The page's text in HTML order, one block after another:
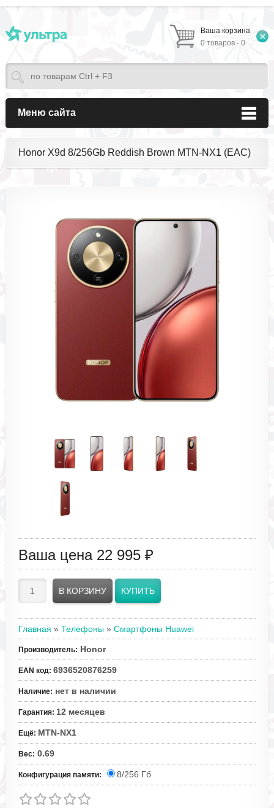
Ваша корзина
0 товаров - 0
Меню сайта
Honor X9d 8/256Gb Reddish Brown MTN-NX1 (EAC)
Ваша цена 22 995 ₽
Главная » Телефоны » Смартфоны Huawei
Производитель: Honor
EAN код: 6936520876259
Наличие: нет в наличии
Гарантия: 12 месяцев
Ещё: MTN-NX1
Вес: 0.69
Конфигурация памяти: 8/256 Гб